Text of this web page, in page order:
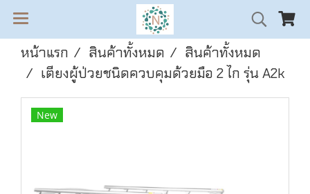
หน้าแรก สินค้าทั้งหมด
สินค้าทั้งหมด
เตียงผู้ป่วยชนิดควบคุมด้วยมือ 2 ไก รุ่น A2k
New